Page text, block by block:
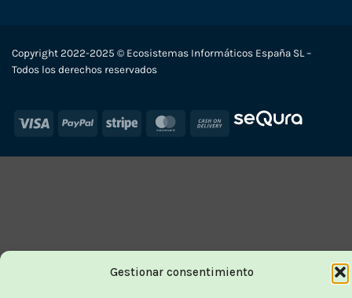
Gestionar consentimiento
Copyright 2022-2025 © Ecosistemas Informáticos España SL –
Todos los derechos reservados
Visa PayPal Stripe MasterCard
Cash